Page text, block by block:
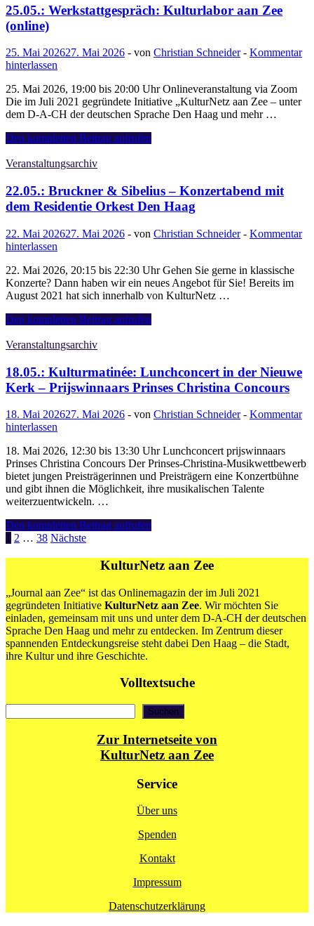
Haag:
HOOGTIJ#85
25.05.: Werkstattgespräch: Kulturlabor aan Zee
(online)
25. Mai 202627. Mai 2026 - von Christian Schneider- Kommentar
hinterlassen
25. Mai 2026, 19:00 bis 20:00 Uhr Onlineveranstaltung via Zoom
Die im Juli 2021 gegründete Initiative „KulturNetz aan Zee – unter
dem D-A-CH der deutschen Sprache Den Haag und mehr …
25.05.:
Kulturlabor
Zee
(online)
Den kompletten Beitrag aufrufen
Veranstaltungsarchiv
22.05.: Bruckner & Sibelius – Konzertabend mit
dem Residentie Orkest Den Haag
22. Mai 202627. Mai 2026 - von Christian Schneider- Kommentar
hinterlassen
22. Mai 2026, 20:15 bis 22:30 Uhr Gehen Sie gerne in klassische
Konzerte? Dann haben wir ein neues Angebot für Sie! Bereits im
August 2021 hat sich innerhalb von KulturNetz …
22.05.:
&
–
Konzertabend
mit
Residentie
Orkest
Den
Haag
Den kompletten Beitrag aufrufen
Veranstaltungsarchiv
18.05.: Kulturmatinée: Lunchconcert in der Nieuwe
Kerk – Prijswinnaars Prinses Christina Concours
18. Mai 202627. Mai 2026 - von Christian Schneider- Kommentar
hinterlassen
18. Mai 2026, 12:30 bis 13:30 Uhr Lunchconcert prijswinnaars
Prinses Christina Concours Der Prinses-Christina-Musikwettbewerb
bietet jungen Preisträgerinnen und Preisträgern eine Konzertbühne
und gibt ihnen die Möglichkeit, ihre musikalischen Talente
weiterzuentwickeln. …
18.05.:
Kulturmatinée:
Nieuwe
Kerk
–
Prijswinnaars
Prinses
Christina
Concours
Den kompletten Beitrag aufrufen
Seitennummerierung
der
1 2 … 38 Nächste
KulturNetz aan Zee
„Journal aan Zee“ ist das Onlinemagazin der im Juli 2021
gegründeten Initiative KulturNetz aan Zee. Wir möchten Sie
einladen, gemeinsam mit uns und unter dem D-A-CH der deutschen
Sprache Den Haag und mehr zu entdecken. Im Zentrum dieser
spannenden Entdeckungsreise steht dabei Den Haag – die Stadt,
ihre Kultur und ihre Geschichte.
Volltextsuche
Suchen
Zur Internetseite von
KulturNetz aan Zee
Service
Über uns
Spenden
Kontakt
Impressum
Datenschutzerklärung